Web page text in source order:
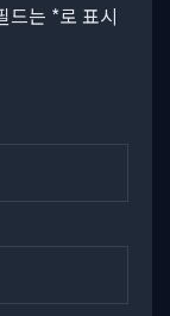
드는 *로 표시